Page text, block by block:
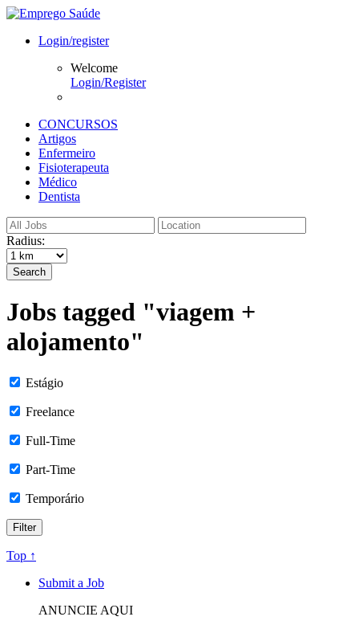
Login/register
Welcome
Login/Register
CONCURSOS
Artigos
Enfermeiro
Fisioterapeuta
Médico
Dentista
Radius:
Search
Jobs tagged "viagem +
alojamento"
Estágio
Freelance
Full-Time
Part-Time
Temporário
Top ↑
Submit a Job
ANUNCIE AQUI